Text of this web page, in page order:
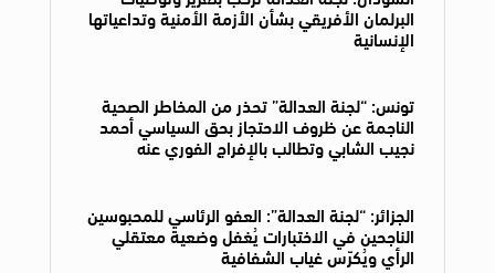
البرلمان الأفريقي بشأن الأزمة الأمنية وتداعياتها
الإنسانية
تونس: “لجنة العدالة” تحذر من المخاطر الصحية
الناجمة عن ظروف الاحتجاز بحق السياسي أحمد
نجيب الشابي وتطالب بالإفراج الفوري عنه
الجزائر: “لجنة العدالة”: العفو الرئاسي للمحبوسين
الناجحين في الاختبارات يُغفل وضعية معتقلي
الرأي ويُكرّس غياب الشفافية